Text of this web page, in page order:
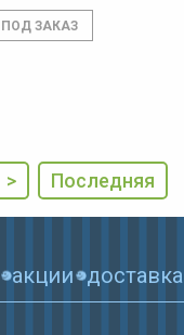
> Последняя
акции доставка